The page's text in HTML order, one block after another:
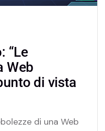
“Le
Web
di vista
di una Web